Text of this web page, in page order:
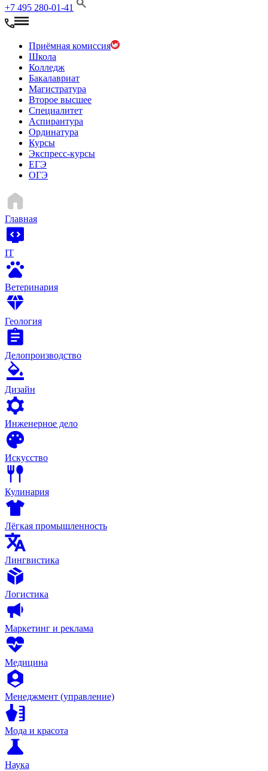
+7 495 280-01-41
Приёмная комиссия
Школа
Колледж
Бакалавриат
Магистратура
Второе высшее
Специалитет
Аспирантура
Ординатура
Курсы
Экспресс-курсы
ЕГЭ
ОГЭ
Главная
IT
Ветеринария
Геология
Делопроизводство
Дизайн
Инженерное дело
Искусство
Кулинария
Лёгкая промышленность
Лингвистика
Логистика
Маркетинг и реклама
Медицина
Менеджмент (управление)
Мода и красота
Наука